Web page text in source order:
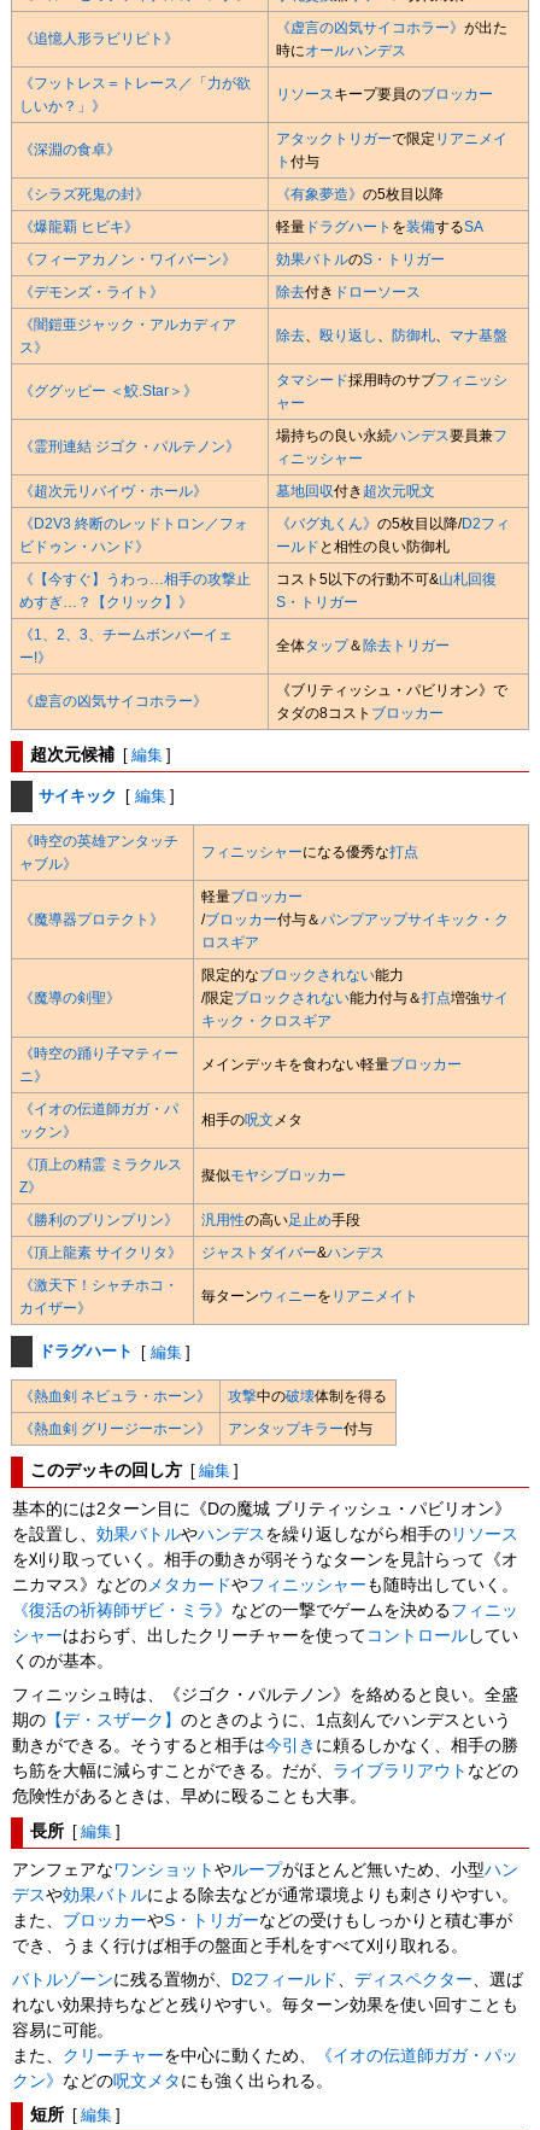
《追憶人形ラビリピト》
《虚言の凶気サイコホラー》が出た
時にオールハンデス
《フットレス＝トレース／「力が欲
しいか？」》
リソースキープ要員のブロッカー
《深淵の食卓》
アタックトリガーで限定 リアニメイ
ト付与
《シラズ死鬼の封》
《有象夢造》の5枚目以降
《爆龍覇 ヒビキ》
軽量 ドラグハート を装備するSA
《フィーアカノン・ワイバーン》
効果バトルのS・トリガー
《デモンズ・ライト》
除去付き ドローソース
《闇鎧亜ジャック・アルカディア
ス》
除去、 殴り返し 、 防御札、 マナ基盤
《ググッピー ＜鮫.Star＞》
タマシード採用時のサブフィニッシ
ャー
《霊刑連結 ジゴク・パルテノン》
場持ちの良い永続ハンデス要員兼フ
ィニッシャー
《超次元リバイヴ・ホール》
墓地回収付き 超次元呪文
《D2V3 終断のレッドトロン／フォ
ビドゥン・ハンド》
《バグ丸くん》の5枚目以降/D2フィ
ールド と相性の良い防御札
《【今すぐ】うわっ…相手の攻撃止
めすぎ…？【クリック】》
コスト5以下の行動不可&山札回復
S・トリガー
《1、2、3、チームボンバーイェ
ー!》
全体タップ＆ 除去 トリガー
《虚言の凶気サイコホラー》
《ブリティッシュ・パビリオン》で
タダの8コスト ブロッカー
超次元候補 [ 編集 ]
サイキック [ 編集 ]
《時空の英雄アンタッチ
ャブル》
フィニッシャーになる優秀な打点
《魔導器プロテクト》
軽量ブロッカー
/ブロッカー付与＆パンプアップサイキック・ク
ロスギア
《魔導の剣聖》
限定的なブロックされない能力
/限定ブロックされない能力付与＆打点増強サイ
キック・クロスギア
《時空の踊り子マティー
ニ》
メインデッキを食わない軽量ブロッカー
《イオの伝道師ガガ・パ
ックン》
相手の呪文 メタ
《頂上の精霊 ミラクルス
Z》
擬似モヤシブロッカー
《勝利のプリンプリン》 汎用性の高い足止め手段
《頂上龍素 サイクリタ》
ジャストダイバー&ハンデス
《激天下！シャチホコ・
カイザー》
毎ターンウィニーを リアニメイト
ドラグハート [ 編集 ]
《熱血剣 ネビュラ・ホーン》 攻撃中の破壊体制を得る
《熱血剣 グリージーホーン》
アンタップキラー付与
このデッキの回し方 [ 編集 ]
基本的には2ターン目に《Dの魔城 ブリティッシュ・パビリオン》
を設置し、効果バトルやハンデス を繰り返しながら相手の リソース
を刈り取っていく。相手の動きが弱そうなターンを見計らって《オ
ニカマス》などのメタカードやフィニッシャー も随時出していく。
《復活の祈祷師ザビ・ミラ》 などの一撃でゲームを決めるフィニッ
シャーはおらず、出したクリーチャーを使って コントロール してい
くのが基本。
フィニッシュ時は、《ジゴク・パルテノン》を絡めると良い。全盛
期の 【デ・スザーク】のときのように、1点刻んでハンデスという
動きができる。そうすると相手は今引き に頼るしかなく、相手の勝
ち筋を大幅に減らすことができる。だが、 ライブラリアウト などの
危険性があるときは、早めに殴ることも大事。
長所 [ 編集 ]
アンフェアなワンショットやループがほとんど無いため、小型ハン
デスや効果バトルによる除去などが通常環境よりも刺さりやすい。
また、 ブロッカーやS・トリガーなどの受けもしっかりと積む事が
でき、うまく行けば相手の盤面と手札をすべて刈り取れる。
バトルゾーンに残る置物が、 D2フィールド 、ディスペクター 、選ば
れない効果持ちなどと残りやすい。毎ターン効果を使い回すことも
容易に可能。
また、 クリーチャーを中心に動くため、
《イオの伝道師ガガ・パッ
クン》 などの呪文メタ にも強く出られる。
短所 [ 編集 ]